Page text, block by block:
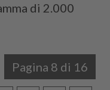
di 2.000
Pagina 8 di 16